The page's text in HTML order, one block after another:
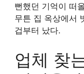
뻔했던 기억이 떠
무튼 집 옥상에서
겁부터 났다.
업체 찾